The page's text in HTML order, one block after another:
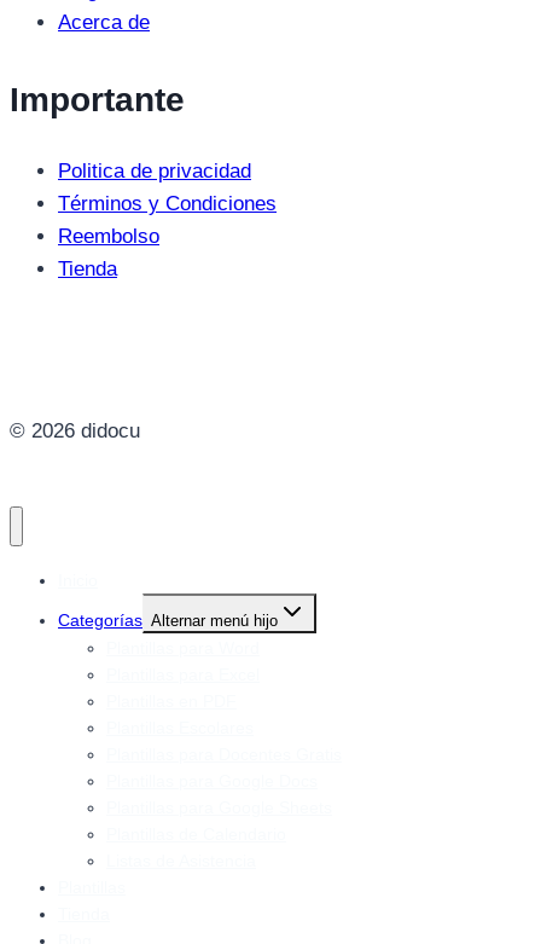
Acerca de
Importante
Politica de privacidad
Términos y Condiciones
Reembolso
Tienda
© 2026 didocu
Categorías Alternar menú hijo